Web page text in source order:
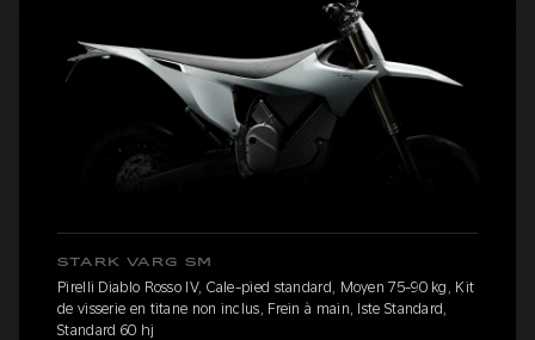
STARK VARG SM
Pirelli Diablo Rosso IV, Cale-pied standard, Moyen 75-90 kg, Kit
de visserie en titane non inclus, Frein à main, Iste Standard,
Standard 60 hj